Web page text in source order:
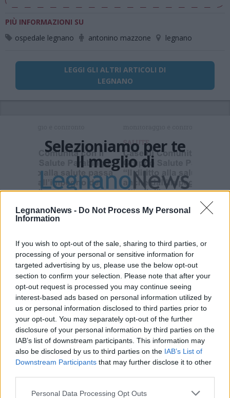
LegnanoNews - Do Not Process My Personal
Information
If you wish to opt-out of the sale, sharing to third parties, or
processing of your personal or sensitive information for
targeted advertising by us, please use the below opt-out
section to confirm your selection. Please note that after your
opt-out request is processed you may continue seeing
interest-based ads based on personal information utilized by
us or personal information disclosed to third parties prior to
your opt-out. You may separately opt-out of the further
disclosure of your personal information by third parties on the
IAB’s list of downstream participants. This information may
also be disclosed by us to third parties on the IAB’s List of
Downstream Participants that may further disclose it to other
Personal Data Processing Opt Outs
PIÙ INFORMAZIONI SU
ospedale legnano
antonino mazzone legnano
LEGGI GLI ALTRI ARTICOLI DI
LEGNANO
Selezioniamo per te
Il meglio di
Iscriviti alla
Commenti
Accedioregistratiper commentare questo
articolo.
L'email è richiesta ma non verrà mostrata ai visitatori. Il contenuto di questo
commento esprime il pensiero dell'autore e non rappresenta la linea editoriale
di VareseNews.it, che rimane autonoma e indipendente. I messaggi inclusi nei
commenti non sono testi giornalistici, ma post inviati dai singoli lettori che
possono essere automaticamente pubblicati senza filtro preventivo. I commenti
che includano uno o più link a siti esterni verranno rimossi in automatico dal
sistema.